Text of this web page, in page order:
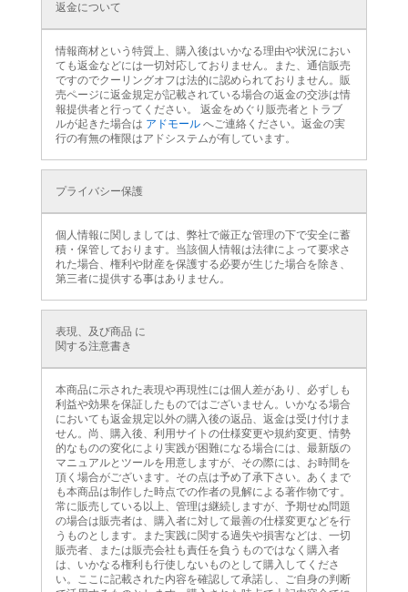
返金について
情報商材という特質上、購入後はいかなる理由や状況におい
ても返金などには一切対応しておりません。また、通信販売
ですのでクーリングオフは法的に認められておりません。販
売ページに返金規定が記載されている場合の返金の交渉は情
報提供者と行ってください。 返金をめぐり販売者とトラブ
ルが起きた場合は アドモールへご連絡ください。返金の実
行の有無の権限はアドシステムが有しています。
プライバシー保護
個人情報に関しましては、弊社で厳正な管理の下で安全に蓄
積・保管しております。当該個人情報は法律によって要求さ
れた場合、権利や財産を保護する必要が生じた場合を除き、
第三者に提供する事はありません。
表現、及び商品 に
関する注意書き
本商品に示された表現や再現性には個人差があり、必ずしも
利益や効果を保証したものではございません。いかなる場合
においても返金規定以外の購入後の返品、返金は受け付けま
せん。尚、購入後、利用サイトの仕様変更や規約変更、情勢
的なものの変化により実践が困難になる場合には、最新版の
マニュアルとツールを用意しますが、その際には、お時間を
頂く場合がございます。その点は予め了承下さい。あくまで
も本商品は制作した時点での作者の見解による著作物です。
常に販売している以上、管理は継続しますが、予期せぬ問題
の場合は販売者は、購入者に対して最善の仕様変更などを行
うものとします。また実践に関する過失や損害などは、一切
販売者、または販売会社も責任を負うものではなく購入者
は、いかなる権利も行使しないものとして購入してくださ
い。ここに記載された内容を確認して承諾し、ご自身の判断